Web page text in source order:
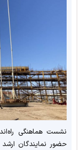
حضور نمایندگان